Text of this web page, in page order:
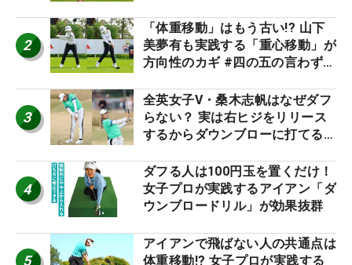
2
「体重移動」はもう古い!? 山下
美夢有も実践する「重心移動」が
方向性のカギ #四の五の言わず振
3
全英女子V・桑木志帆はなぜダフ
らない？ 実は右ヒジをリリース
するからダウンブローに打てる #
4
ダフる人は100円玉を置くだけ！
女子プロが実践するアイアン「ダ
ウンブロードリル」が効果抜群
5
アイアンで飛ばない人の共通点は
体重移動!? 女子プロが実践する